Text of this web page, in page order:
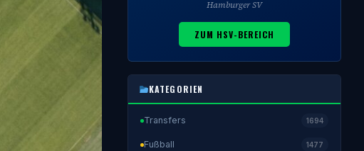
Hamburger SV
ZUM HSV-BEREICH
KATEGORIEN
Transfers 1694
Fußball 1477